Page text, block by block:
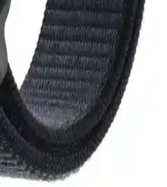
Apple Watch uyumlu
kullanım kolaylığı ve
yapılıyor.
360 Tam Koruma
kılıf seçeneği
sunan PSGT Apple Watch 8 Ultra
kalite ve fonksiyonellik ile aktif
Seri 7 Karşılaştırması: